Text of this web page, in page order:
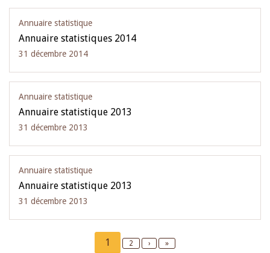
Annuaire statistique
Annuaire statistiques 2014
31 décembre 2014
Annuaire statistique
Annuaire statistique 2013
31 décembre 2013
Annuaire statistique
Annuaire statistique 2013
31 décembre 2013
Current
1 Page
2
Next
›
Last
»